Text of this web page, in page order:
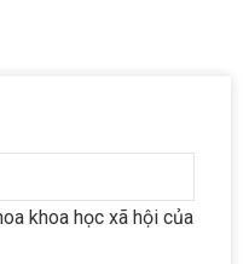
khoa học xã hội của